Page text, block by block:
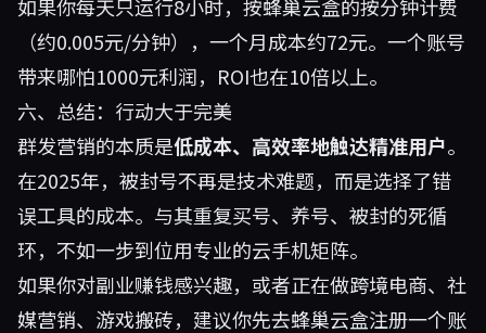
如果你每天只运行8小时，按蜂巢云盒的按分钟计费
（约0.005元/分钟），一个月成本约72元。一个账号
带来哪怕1000元利润，ROI也在10倍以上。
六、总结：行动大于完美
群发营销的本质是低成本、高效率地触达精准用户。
在2025年，被封号不再是技术难题，而是选择了错
误工具的成本。与其重复买号、养号、被封的死循
环，不如一步到位用专业的云手机矩阵。
如果你对副业赚钱感兴趣，或者正在做跨境电商、社
媒营销、游戏搬砖，建议你先去蜂巢云盒注册一个账